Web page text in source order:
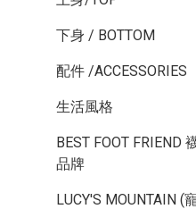
下身 / BOTTOM
配件 /ACCESSORIES
生活風格
BEST FOOT FRIEND
品牌
LUCY'S MOUNTAIN (